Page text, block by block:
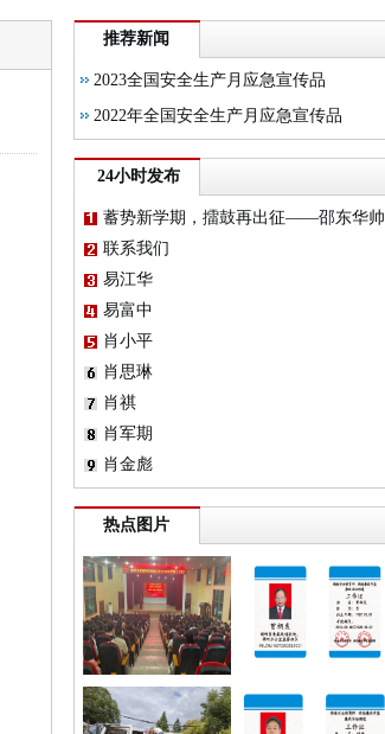
推荐新闻
2023全国安全生产月应急宣传品
2022年全国安全生产月应急宣传品
24小时发布
蓄势新学期，擂鼓再出征——邵东华帅
总校召开2025年秋季学期开学工作会议
联系我们
易江华
易富中
肖小平
肖思琳
肖祺
肖军期
肖金彪
热点图片